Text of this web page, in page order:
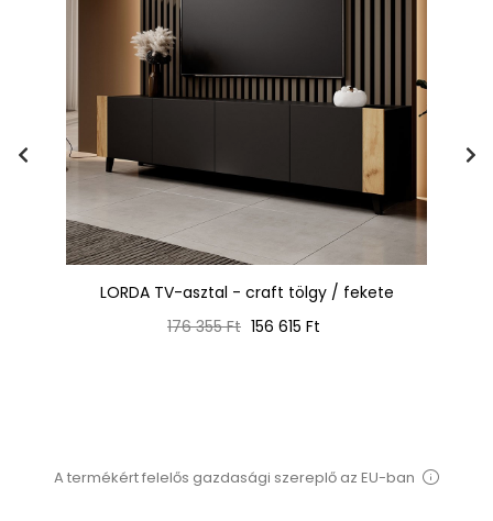
LORDA TV-asztal - craft tölgy / fekete
Normál
176 355 Ft Ár
156 615 Ft
A termékért felelős gazdasági szereplő az EU-ban